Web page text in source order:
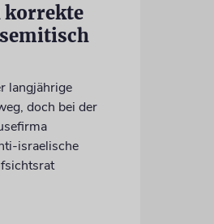
korrekte
langjährige
doch bei der
israelische